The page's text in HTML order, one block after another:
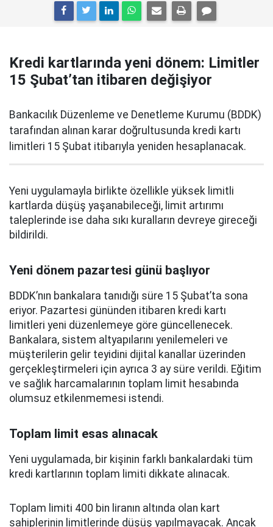
Kredi kartlarında yeni dönem: Limitler
15 Şubat’tan itibaren değişiyor
Bankacılık Düzenleme ve Denetleme Kurumu (BDDK)
tarafından alınan karar doğrultusunda kredi kartı
limitleri 15 Şubat itibarıyla yeniden hesaplanacak.
Yeni uygulamayla birlikte özellikle yüksek limitli
kartlarda düşüş yaşanabileceği, limit artırımı
taleplerinde ise daha sıkı kuralların devreye gireceği
bildirildi.
Yeni dönem pazartesi günü başlıyor
BDDK’nın bankalara tanıdığı süre 15 Şubat’ta sona
eriyor. Pazartesi gününden itibaren kredi kartı
limitleri yeni düzenlemeye göre güncellenecek.
Bankalara, sistem altyapılarını yenilemeleri ve
müşterilerin gelir teyidini dijital kanallar üzerinden
gerçekleştirmeleri için ayrıca 3 ay süre verildi. Eğitim
ve sağlık harcamalarının toplam limit hesabında
olumsuz etkilenmemesi istendi.
Toplam limit esas alınacak
Yeni uygulamada, bir kişinin farklı bankalardaki tüm
kredi kartlarının toplam limiti dikkate alınacak.
Toplam limiti 400 bin liranın altında olan kart
sahiplerinin limitlerinde düşüş yapılmayacak. Ancak